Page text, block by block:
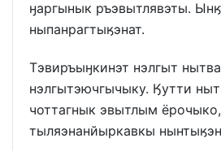
ӈаргынык ръэвытлявэты.
ныпанрагтыӄэнат.
Тэвиръыӈкинэт нэлгыт
нэлгытэючгычыку. Ӄутти
чоттагнык эвытлым ёрочыко,
тыляэнанйыркавкы